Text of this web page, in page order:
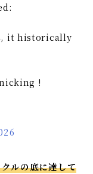
it historically
!
ルの底に達して